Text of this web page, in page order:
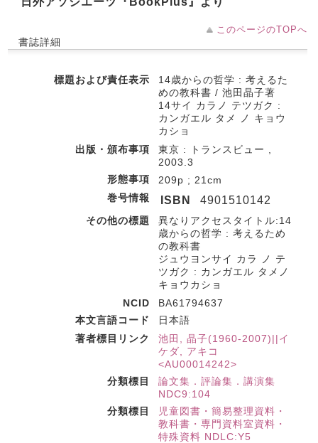
このページのTOPへ
書誌詳細
標題および責任表示
14歳からの哲学 : 考えるた
めの教科書 / 池田晶子著
14サイ カラノ テツガク :
カンガエル タメ ノ キョウ
カショ
出版・頒布事項
東京 : トランスビュー ,
2003.3
形態事項
209p ; 21cm
巻号情報
ISBN 4901510142
その他の標題
異なりアクセスタイトル:14
歳からの哲学 : 考えるため
の教科書
ジュウヨンサイ カラ ノ テ
ツガク : カンガエル タメノ
キョウカショ
NCID
BA61794637
本文言語コード
日本語
著者標目リンク
池田, 晶子(1960-2007)||イ
ケダ, アキコ
<AU00014242>
分類標目
論文集．評論集．講演集
NDC9:104
分類標目
児童図書・簡易整理資料・
教科書・専門資料室資料・
特殊資料 NDLC:Y5